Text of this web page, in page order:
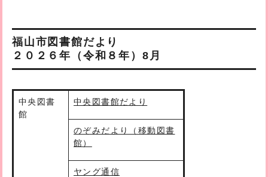
福山市図書館だより
２０２６年（令和８年）8月
中央図書
館
中央図書館だより
のぞみだより（移動図書
館）
ヤング通信